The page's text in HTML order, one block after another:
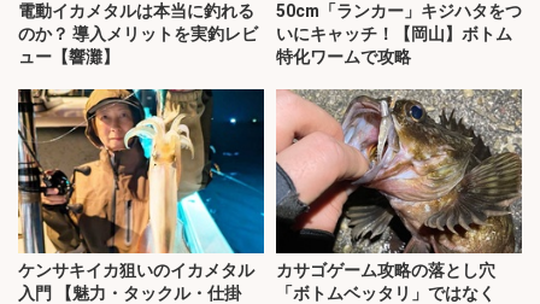
電動イカメタルは本当に釣れる
のか？ 導入メリットを実釣レビ
ュー【響灘】
50cm「ランカー」キジハタをつ
いにキャッチ！【岡山】ボトム
特化ワームで攻略
ケンサキイカ狙いのイカメタル
入門 【魅力・タックル・仕掛
カサゴゲーム攻略の落とし穴
「ボトムベッタリ」ではなく